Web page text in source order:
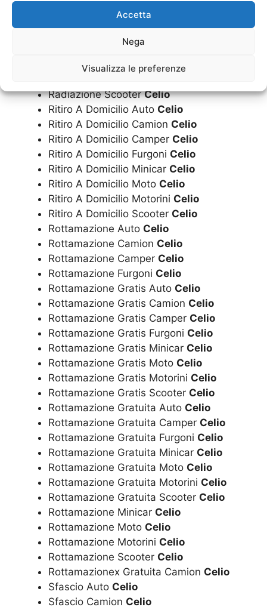
Accetta
Nega
Visualizza le preferenze
Radiazione CamionCelio
Radiazione CamperCelio
Radiazione Minicar
Radiazione MotoCelio
Radiazione ScooterCelio
Ritiro A Domicilio Auto Celio
Ritiro A Domicilio Camion Celio
Ritiro A Domicilio Camper Celio
Ritiro A Domicilio Furgoni Celio
Ritiro A Domicilio Minicar Celio
Ritiro A Domicilio Moto Celio
Ritiro A Domicilio Motorini Celio
Ritiro A Domicilio Scooter Celio
Rottamazione Auto Celio
Rottamazione Camion Celio
Rottamazione Camper Celio
Rottamazione Furgoni Celio
Rottamazione Gratis Auto Celio
Rottamazione Gratis Camion Celio
Rottamazione Gratis Camper Celio
Rottamazione Gratis Furgoni Celio
Rottamazione Gratis Minicar Celio
Rottamazione Gratis Moto Celio
Rottamazione Gratis Motorini Celio
Rottamazione Gratis Scooter Celio
Rottamazione Gratuita Auto Celio
Rottamazione Gratuita Camper Celio
Rottamazione Gratuita Furgoni Celio
Rottamazione Gratuita Minicar Celio
Rottamazione Gratuita Moto Celio
Rottamazione Gratuita Motorini Celio
Rottamazione Gratuita Scooter Celio
Rottamazione Minicar Celio
Rottamazione Moto Celio
Rottamazione Motorini Celio
Rottamazione Scooter Celio
Rottamazionex Gratuita Camion Celio
Sfascio Auto Celio
Sfascio Camion Celio